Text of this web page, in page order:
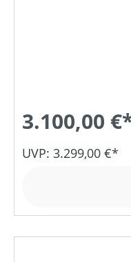
3.100,00
UVP: 3.299,00 €*